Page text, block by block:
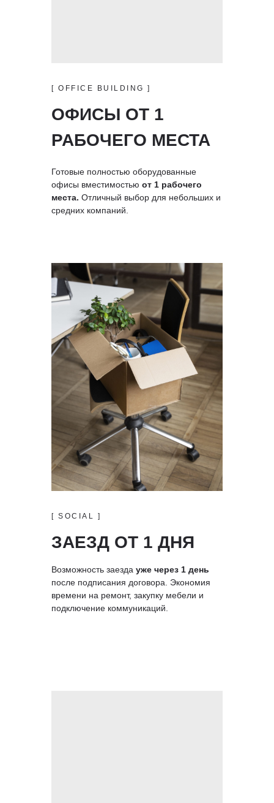
[ OFFICE BUILDING ]
ОФИСЫ ОТ 1
РАБОЧЕГО МЕСТА
Готовые полностью оборудованные
офисы вместимостью от 1 рабочего
места. Отличный выбор для небольших и
средних компаний.
[ SOCIAL ]
ЗАЕЗД ОТ 1 ДНЯ
Возможность заезда уже через 1 день
после подписания договора. Экономия
времени на ремонт, закупку мебели и
подключение коммуникаций.